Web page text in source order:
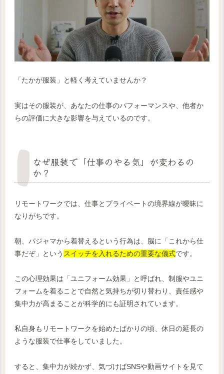
「たかが服装」と軽く考えていませんか？
実はその服装が、あなたの仕事のパフォーマンスや、他者か
らの評価に大きな影響を与えているのです。
なぜ服装で「仕事のやる気」が変わるの
か？
リモートワークでは、仕事とプライベートの境界線が曖昧に
なりがちです。
朝、パジャマから着替えるという行為は、脳に「これから仕
事だぞ」という スイッチを入れるための重要な儀式です。
この心理効果は「ユニフォーム効果」と呼ばれ、制服やユニ
フォームを着ることで自然と気持ちが切り替わり、責任感や
集中力が高まることが科学的にも証明されています。
私自身もリモートワークを始めたばかりの頃、休日の延長の
ような服装で仕事をしていました。
すると、集中力が続かず、気づけばSNSや動画サイトを見て